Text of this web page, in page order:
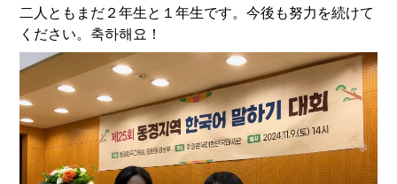
二人ともまだ２年生と１年生です。今後も努力を続けて
ください。축하해요！